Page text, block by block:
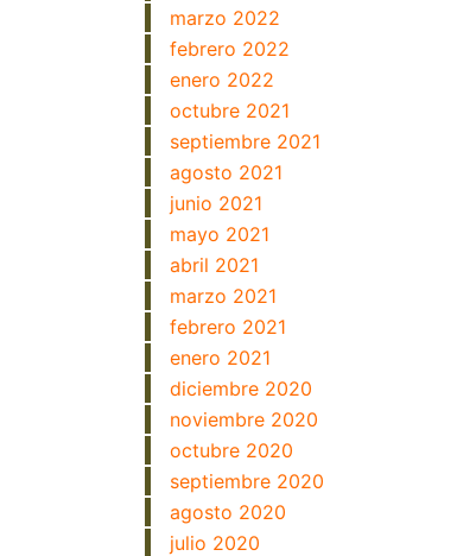
marzo 2022
febrero 2022
enero 2022
octubre 2021
septiembre 2021
agosto 2021
junio 2021
mayo 2021
abril 2021
marzo 2021
febrero 2021
enero 2021
diciembre 2020
noviembre 2020
octubre 2020
septiembre 2020
agosto 2020
julio 2020